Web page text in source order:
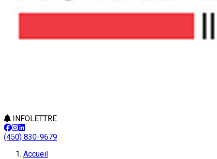
INFOLETTRE
(450) 830-9679
Accueil